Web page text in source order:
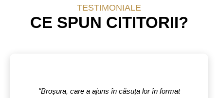
TESTIMONIALE
CE SPUN CITITORII?
"Broșura, care a ajuns în căsuța lor în format